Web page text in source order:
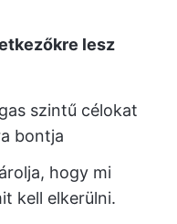
lesz
szintű célokat
bontja
hogy mi
kell elkerülni.